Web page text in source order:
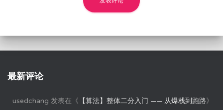
最新评论
usedchang 发表在《 【算法】整体二分入门 —— 从爆栈到跑路》